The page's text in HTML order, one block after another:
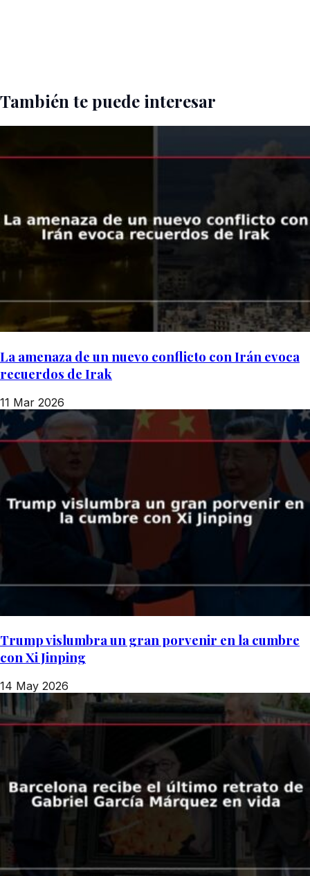
También te puede interesar
La amenaza de un nuevo conflicto con Irán evoca
recuerdos de Irak
11 Mar 2026
Trump vislumbra un gran porvenir en la cumbre
con Xi Jinping
14 May 2026